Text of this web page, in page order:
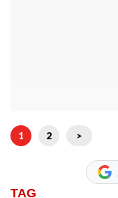
1 2 >
TAG